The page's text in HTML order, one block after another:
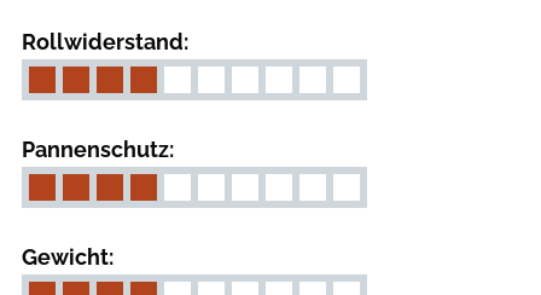
Rollwiderstand:
Pannenschutz:
Gewicht: